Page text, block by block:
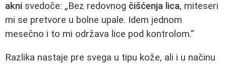
akni svedoče: „Bez redovnog čišćenja lica, miteseri
mi se pretvore u bolne upale. Idem jednom
mesečno i to mi održava lice pod kontrolom.“
Razlika nastaje pre svega u tipu kože, ali i u načinu